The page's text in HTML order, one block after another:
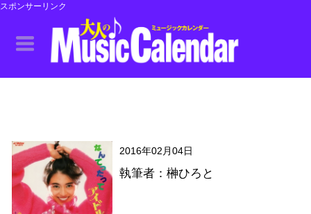
スポンサーリンク
2016年02月04日
執筆者：榊ひろと